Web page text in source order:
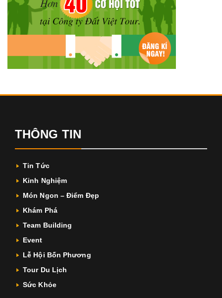
THÔNG TIN
Tin Tức
Kinh Nghiệm
Món Ngon – Điểm Đẹp
Khám Phá
Team Building
Event
Lễ Hội Bốn Phương
Tour Du Lịch
Sức Khỏe